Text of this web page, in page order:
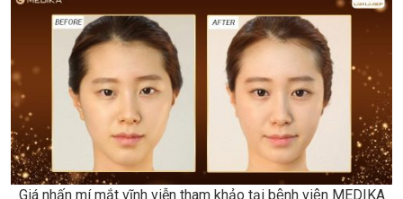
Giá nhấn mí mắt vĩnh viễn tham khảo tại bệnh viện MEDIKA